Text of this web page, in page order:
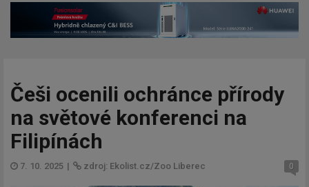
Češi ocenili ochránce přírody
na světové konferenci na
Filipínách
7. 10. 2025 | zdroj: Ekolist.cz/Zoo Liberec 0